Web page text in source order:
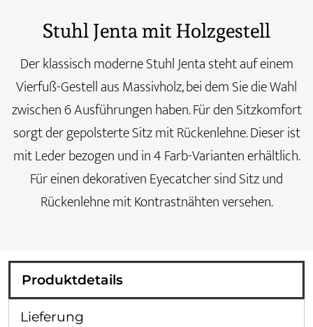
Stuhl Jenta mit Holzgestell
Der klassisch moderne Stuhl Jenta steht auf einem
Vierfuß-Gestell aus Massivholz, bei dem Sie die Wahl
zwischen 6 Ausführungen haben. Für den Sitzkomfort
sorgt der gepolsterte Sitz mit Rückenlehne. Dieser ist
mit Leder bezogen und in 4 Farb-Varianten erhältlich.
Für einen dekorativen Eyecatcher sind Sitz und
Rückenlehne mit Kontrastnähten versehen.
Produktdetails
Lieferung